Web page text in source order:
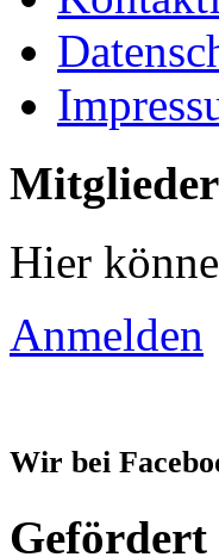
Hier
Anmelden
Wir bei